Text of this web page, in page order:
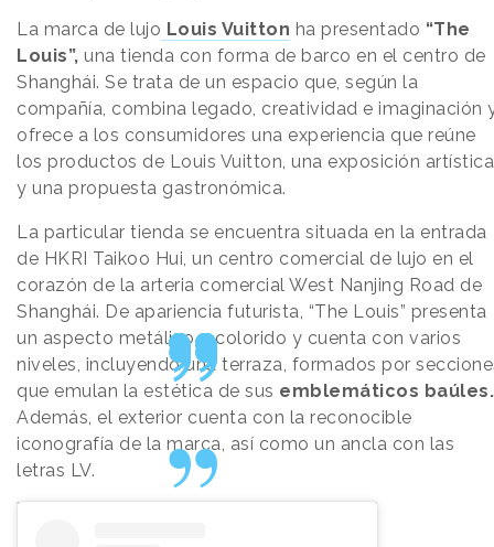
La marca de lujo Louis Vuitton ha presentado “The
Louis”, una tienda con forma de barco en el centro de
Shanghái. Se trata de un espacio que, según la
compañía, combina legado, creatividad e imaginación
ofrece a los consumidores una experiencia que reúne
los productos de Louis Vuitton, una exposición artística
y una propuesta gastronómica.
La particular tienda se encuentra situada en la entrada
de HKRI Taikoo Hui, un centro comercial de lujo en el
corazón de la arteria comercial West Nanjing Road de
Shanghái. De apariencia futurista, “The Louis” presenta
un aspecto metálico y colorido y cuenta con varios
niveles, incluyendo una terraza, formados por
que emulan la estética de sus emblemáticos baúles.
Además, el exterior cuenta con la reconocible
iconografía de la marca, así como un ancla con las
letras LV.